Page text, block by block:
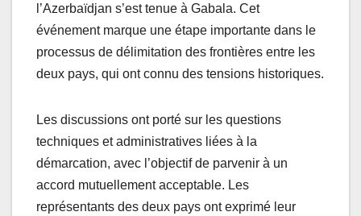
l’Azerbaïdjan s’est tenue à Gabala. Cet
événement marque une étape importante dans le
processus de délimitation des frontières entre les
deux pays, qui ont connu des tensions historiques.
Les discussions ont porté sur les questions
techniques et administratives liées à la
démarcation, avec l’objectif de parvenir à un
accord mutuellement acceptable. Les
représentants des deux pays ont exprimé leur